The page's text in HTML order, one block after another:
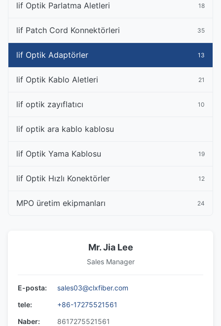
lif Optik Parlatma Aletleri 18
lif Patch Cord Konnektörleri 35
lif Optik Adaptörler 13
lif Optik Kablo Aletleri 21
lif optik zayıflatıcı 10
lif optik ara kablo kablosu
lif Optik Yama Kablosu 19
lif Optik Hızlı Konektörler 12
MPO üretim ekipmanları 24
Mr. Jia Lee
Sales Manager
E-posta:
sales03@clxfiber.com
tele:
+86-17275521561
Naber:
8617275521561